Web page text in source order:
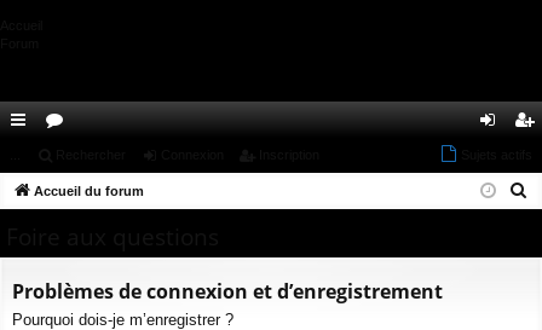
co
s
u ne cri
Accueil du forum
Problèmes de connexion et d’enregistrement
Pourquoi dois-je m’enregistrer ?